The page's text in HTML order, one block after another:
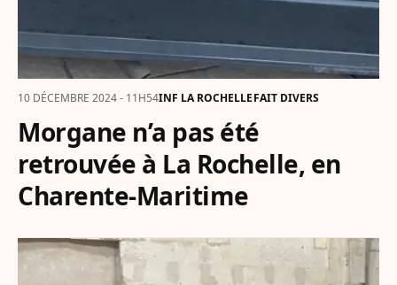
10 DÉCEMBRE 2024 - 11H54INF LA ROCHELLEFAIT DIVERS
Morgane n’a pas été
retrouvée à La Rochelle, en
Charente-Maritime